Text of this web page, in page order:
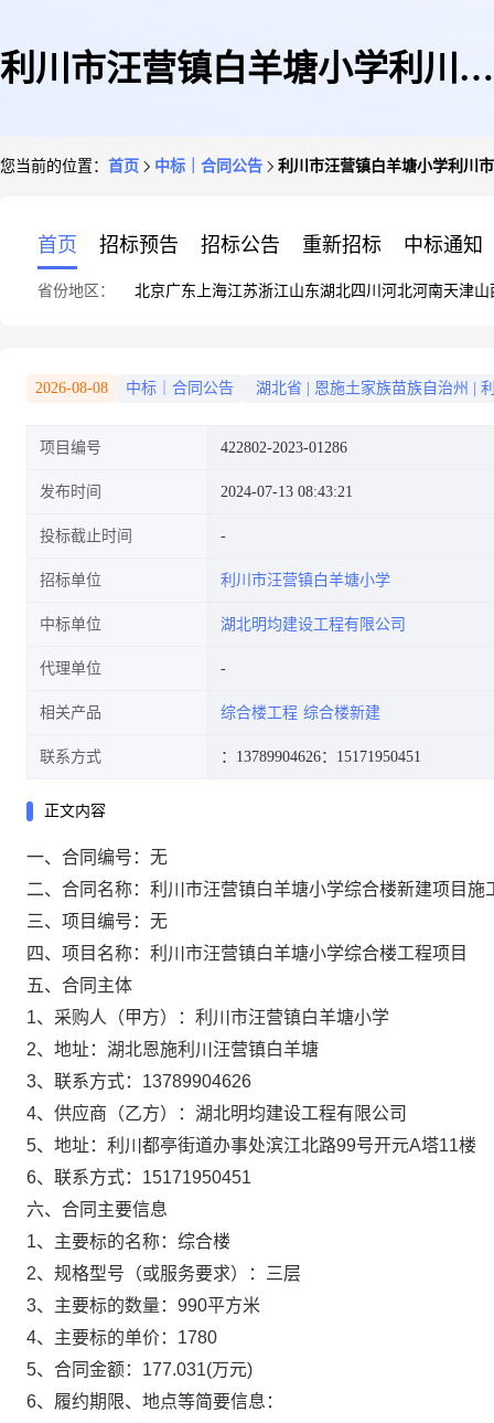
利川市汪营镇白羊塘小学利川市
您当前的位置： 首页 中标｜合同公告 利川市汪营镇白羊塘小学利川
首页 招标预告 招标公告 重新招标 中标通知
省份地区： 北京广东 上海江苏浙江山东湖北四川 河北河南天津山
2026-08-08 中标｜合同公告 湖北省 恩施土家族苗族自治州
项目编号 422802-2023-01286
发布时间 2024-07-13 08:43:21
投标截止时间
招标单位 利川市汪营镇白羊塘小学
中标单位 湖北明均建设工程有限公司
代理单位
相关产品 综合楼工程 综合楼新建
联系方式 ：13789904626：15171950451
正文内容
一、合同编号： 无
二、合同名称： 利川市汪营镇白羊塘小学综合楼新建项目施
三、项目编号： 无
四、项目名称： 利川市汪营镇白羊塘小学综合楼工程项目
五、合同主体
1、采购人（甲方）： 利川市汪营镇白羊塘小学
2、地址： 湖北恩施利川汪营镇白羊塘
3、联系方式： 13789904626
4、供应商（乙方）： 湖北明均建设工程有限公司
5、地址： 利川都亭街道办事处滨江北路99号开元A塔11楼
6、联系方式： 15171950451
六、合同主要信息
1、主要标的名称： 综合楼
2、规格型号（或服务要求）：
三层
3、主要标的数量： 990平方米
4、主要标的单价： 1780
5、合同金额： 177.031(万元)
6、履约期限、地点等简要信息：